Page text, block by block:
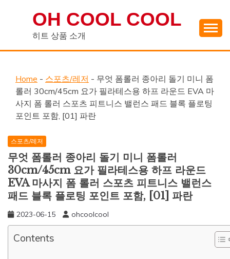
OH COOL COOL
히트 상품 소개
Home - 스포츠/레저 - 무엇 폼롤러 종아리 돌기 미니 폼
롤러 30cm/45cm 요가 필라테스용 하프 라운드 EVA 마
사지 폼 롤러 스포츠 피트니스 밸런스 패드 블록 플로팅
포인트 포함, [01] 파란
스포츠/레저
무엇 폼롤러 종아리 돌기 미니 폼롤러
30cm/45cm 요가 필라테스용 하프 라운드
EVA 마사지 폼 롤러 스포츠 피트니스 밸런스
패드 블록 플로팅 포인트 포함, [01] 파란
2023-06-15 ohcoolcool
Contents